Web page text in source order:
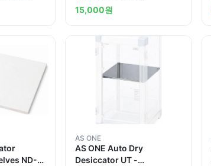
Desiccator
15,000원
ND-1
AS ONE
AS ONE Auto Dry
Desiccator UT -